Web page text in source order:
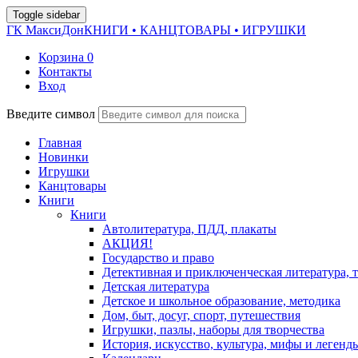
Toggle sidebar
ГК МаксиДонКНИГИ • КАНЦТОВАРЫ • ИГРУШКИ
Корзина 0
Контакты
Вход
Введите символ
Главная
Новинки
Игрушки
Канцтовары
Книги
Книги
Автолитература, ПДД, плакаты
АКЦИЯ!
Государство и право
Детективная и приключенческая литература,
Детская литература
Детское и школьное образование, методика
Дом, быт, досуг, спорт, путешествия
Игрушки, пазлы, наборы для творчества
История, искусство, культура, мифы и